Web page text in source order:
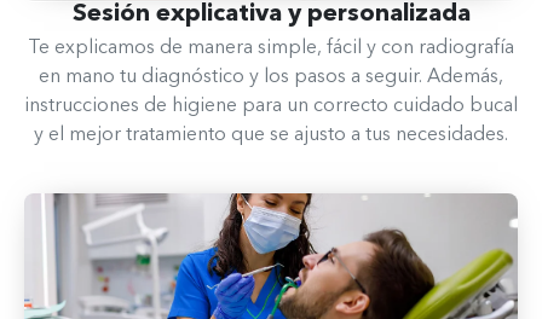
Sesión explicativa y personalizada
Te explicamos de manera simple, fácil y con radiografía
en mano tu diagnóstico y los pasos a seguir. Además,
instrucciones de higiene para un correcto cuidado bucal
y el mejor tratamiento que se ajusto a tus necesidades.